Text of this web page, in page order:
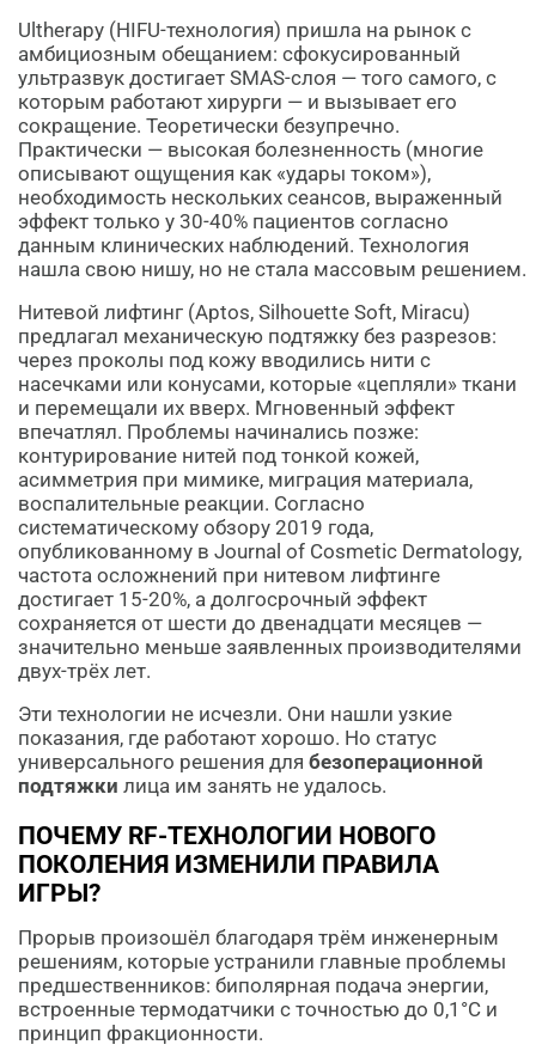
Ultherapy (HIFU-технология) пришла на рынок с
амбициозным обещанием: сфокусированный
ультразвук достигает SMAS-слоя — того самого, с
которым работают хирурги — и вызывает его
сокращение. Теоретически безупречно.
Практически — высокая болезненность (многие
описывают ощущения как «удары током»),
необходимость нескольких сеансов, выраженный
эффект только у 30-40% пациентов согласно
данным клинических наблюдений. Технология
нашла свою нишу, но не стала массовым решением.
Нитевой лифтинг (Aptos, Silhouette Soft, Miracu)
предлагал механическую подтяжку без разрезов:
через проколы под кожу вводились нити с
насечками или конусами, которые «цепляли» ткани
и перемещали их вверх. Мгновенный эффект
впечатлял. Проблемы начинались позже:
контурирование нитей под тонкой кожей,
асимметрия при мимике, миграция материала,
воспалительные реакции. Согласно
систематическому обзору 2019 года,
опубликованному в Journal of Cosmetic Dermatology,
частота осложнений при нитевом лифтинге
достигает 15-20%, а долгосрочный эффект
сохраняется от шести до двенадцати месяцев —
значительно меньше заявленных производителями
двух-трёх лет.
Эти технологии не исчезли. Они нашли узкие
показания, где работают хорошо. Но статус
универсального решения для безоперационной
подтяжки лица им занять не удалось.
ПОЧЕМУ RF-ТЕХНОЛОГИИ НОВОГО
ПОКОЛЕНИЯ ИЗМЕНИЛИ ПРАВИЛА
ИГРЫ?
Прорыв произошёл благодаря трём инженерным
решениям, которые устранили главные проблемы
предшественников: биполярная подача энергии,
встроенные термодатчики с точностью до 0,1°C и
принцип фракционности.